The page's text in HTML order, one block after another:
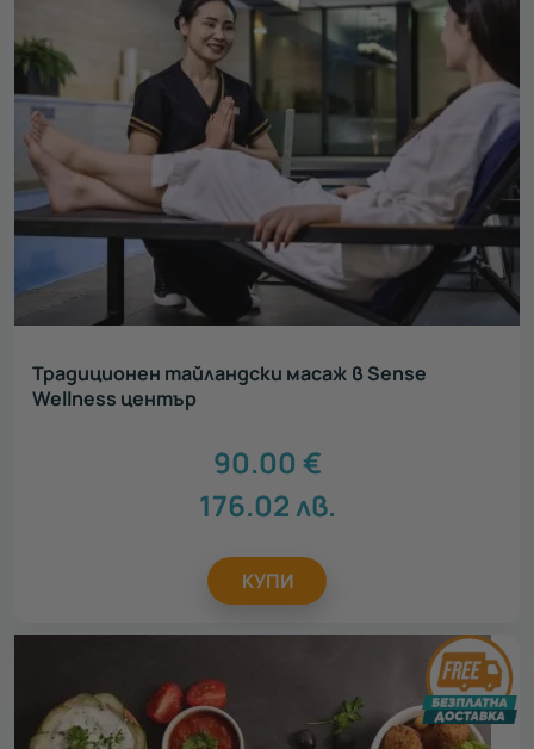
Традиционен тайландски масаж в Sense
Wellness център
90.00 €
176.02лв.
КУПИ